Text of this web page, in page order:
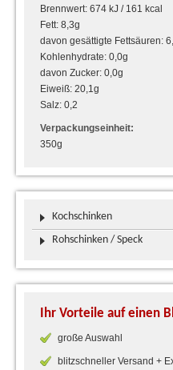
Brennwert: 674 kJ / 161 kcal
Fett: 8,3g
davon gesättigte Fettsäuren:
Kohlenhydrate: 0,0g
davon Zucker: 0,0g
Eiweiß: 20,1g
Salz: 0,2
Verpackungseinheit:
350g
Kochschinken
Rohschinken / Speck
Ihr Vorteile auf einen
große Auswahl
blitzschneller Versand +